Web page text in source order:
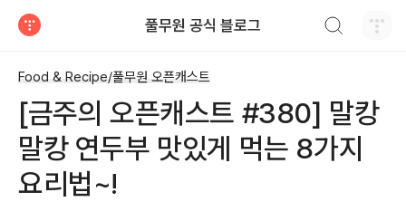
풀무원 공식 블로그
Food & Recipe/풀무원 오픈캐스트
[금주의 오픈캐스트 #380] 말캉
말캉 연두부 맛있게 먹는 8가지
요리법~!